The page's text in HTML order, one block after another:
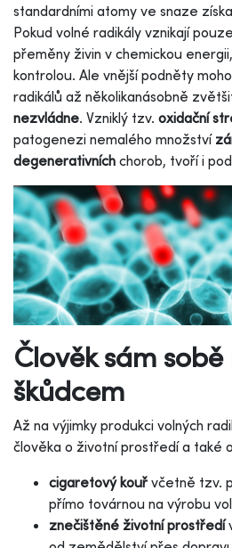
standardními atomy ve snaze
Pokud volné radikály vznikají
přeměny živin v chemickou
kontrolou. Ale vnější podněty
radikálů až několikanásobně
nezvládne. Vzniklý tzv. oxidační
patogenezi nemalého množství
degenerativních chorob, tvoří i
Člověk sám
škůdcem
Až na výjimky produkci volných
člověka o životní prostředí a také
cigaretový kouř včetně tzv.
přímo továrnou na výrobu
znečištěné životní prostředí